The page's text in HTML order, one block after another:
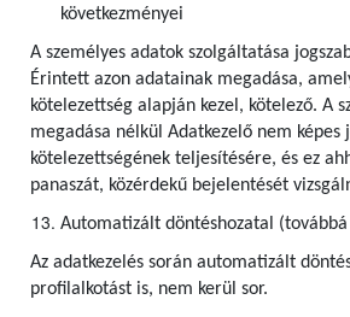
következményei
A személyes adatok szolgáltatása
Érintett azon adatainak megadása,
kötelezettség alapján kezel, kötelező. A
megadása nélkül Adatkezelő nem
kötelezettségének teljesítésére, és ez
panaszát, közérdekű bejelentését
Automatizált döntéshozatal
Az adatkezelés során automatizált
profilalkotást is, nem kerül sor.